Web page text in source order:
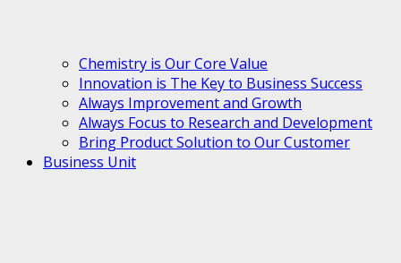
Chemistry is Our Core Value
Innovation is The Key to Business Success
Always Improvement and Growth
Always Focus to Research and Development
Bring Product Solution to Our Customer
Business Unit